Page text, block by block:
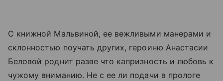
С книжной Мальвиной, ее вежливыми манерами и
склонностью поучать других, героиню Анастасии
Беловой роднит разве что капризность и любовь к
чужому вниманию. Не с ее ли подачи в прологе